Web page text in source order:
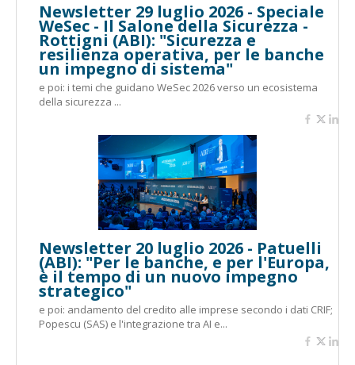
Newsletter 29 luglio 2026 - Speciale
WeSec - Il Salone della Sicurezza -
Rottigni (ABI): "Sicurezza e
resilienza operativa, per le banche
un impegno di sistema"
e poi: i temi che guidano WeSec 2026 verso un ecosistema
della sicurezza ...
Newsletter 20 luglio 2026 - Patuelli
(ABI): "Per le banche, e per l'Europa,
è il tempo di un nuovo impegno
strategico"
e poi: andamento del credito alle imprese secondo i dati CRIF;
Popescu (SAS) e l'integrazione tra AI e...